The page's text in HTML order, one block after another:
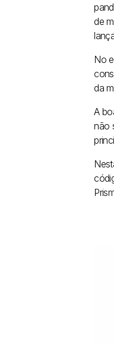
de
No
da
A
não